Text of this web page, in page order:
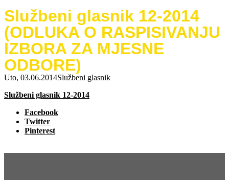
Službeni glasnik 12-2014
(ODLUKA O RASPISIVANJU
IZBORA ZA MJESNE
ODBORE)
Uto, 03.06.2014Službeni glasnik
Službeni glasnik 12-2014
Facebook
Twitter
Pinterest